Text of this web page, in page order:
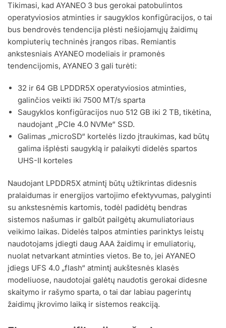
Tikimasi, kad AYANEO 3 bus gerokai patobulintos
operatyviosios atminties ir saugyklos konfigūracijos, o tai
bus bendrovės tendencija plėsti nešiojamųjų žaidimų
kompiuterių techninės įrangos ribas. Remiantis
ankstesniais AYANEO modeliais ir pramonės
tendencijomis, AYANEO 3 gali turėti:
32 ir 64 GB LPDDR5X operatyviosios atminties,
galinčios veikti iki 7500 MT/s sparta
Saugyklos konfigūracijos nuo 512 GB iki 2 TB, tikėtina,
naudojant „PCIe 4.0 NVMe“ SSD.
Galimas „microSD“ kortelės lizdo įtraukimas, kad būtų
galima išplėsti saugyklą ir palaikyti didelės spartos
UHS-II korteles
Naudojant LPDDR5X atmintį būtų užtikrintas didesnis
pralaidumas ir energijos vartojimo efektyvumas, palyginti
su ankstesnėmis kartomis, todėl padidėtų bendras
sistemos našumas ir galbūt pailgėtų akumuliatoriaus
veikimo laikas. Didelės talpos atminties parinktys leistų
naudotojams įdiegti daug AAA žaidimų ir emuliatorių,
nuolat netvarkant atminties vietos. Be to, jei AYANEO
įdiegs UFS 4.0 „flash“ atmintį aukštesnės klasės
modeliuose, naudotojai galėtų naudotis gerokai didesne
skaitymo ir rašymo sparta, o tai dar labiau pagerintų
žaidimų įkrovimo laiką ir sistemos reakciją.